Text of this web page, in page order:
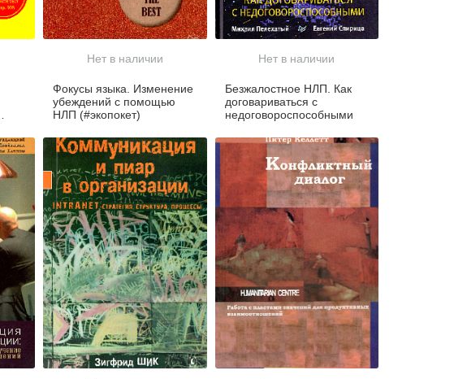
Нет в наличии
Фокусы языка. Изменение
убеждений с помощью
НЛП (#экопокет)
Нет в наличии
Безжалостное НЛП. Как
договариваться с
недоговороспособными